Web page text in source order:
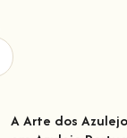
A Arte dos